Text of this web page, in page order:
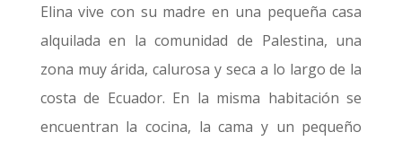
Elina vive con su madre en una pequeña casa
alquilada en la comunidad de Palestina, una
zona muy árida, calurosa y seca a lo largo de la
costa de Ecuador. En la misma habitación se
encuentran la cocina, la cama y un pequeño